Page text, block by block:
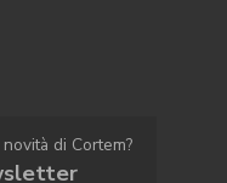
di Cortem?